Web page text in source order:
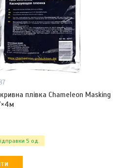
плівка Chameleon Masking
5 од.